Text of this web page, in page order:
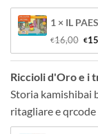
1 × IL
€16,00 Il
€
Riccioli d'Oro e i
Storia kamishibai
ritagliare e